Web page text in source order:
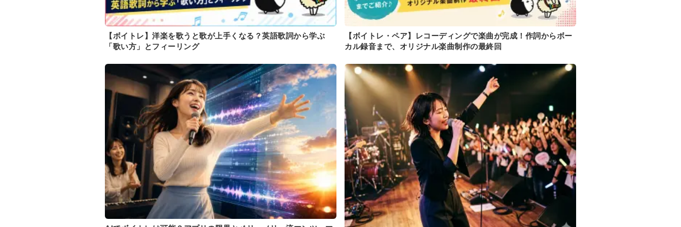
【ボイトレ】洋楽を歌うと歌が上手くなる？英語歌詞から学ぶ
「歌い方」とフィーリング
【ボイトレ・ペア】レコーディングで楽曲が完成！作詞からボー
カル録音まで、オリジナル楽曲制作の最終回